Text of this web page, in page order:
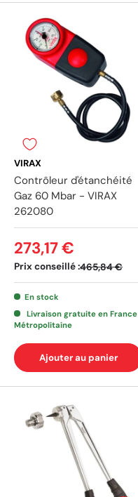
VIRAX
Contrôleur d'étanchéité
Gaz 60 Mbar - VIRAX
262080
Prix conseillé :465,84 €
273,17 €
En stock
Livraison gratuite en France
Métropolitaine
Ajouter au panier